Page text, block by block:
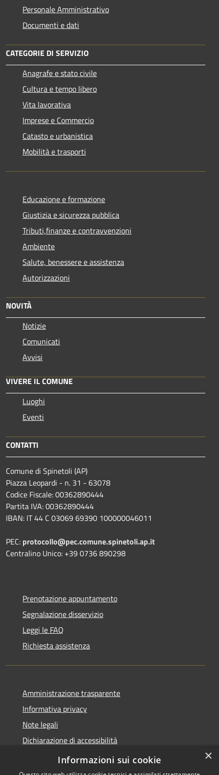
Personale Amministrativo
Documenti e dati
CATEGORIE DI SERVIZIO
Anagrafe e stato civile
Cultura e tempo libero
Vita lavorativa
Imprese e Commercio
Catasto e urbanistica
Mobilità e trasporti
Educazione e formazione
Giustizia e sicurezza pubblica
Tributi,finanze e contravvenzioni
Ambiente
Salute, benessere e assistenza
Autorizzazioni
NOVITÀ
Notizie
Comunicati
Avvisi
VIVERE IL COMUNE
Luoghi
Eventi
CONTATTI
Comune di Spinetoli (AP)
Piazza Leopardi - n. 31 - 63078
Codice Fiscale: 00362890444
Partita IVA: 00362890444
IBAN: IT 44 C 03069 69390 100000046011
PEC: protocollo@pec.comune.spinetoli.ap.it
Centralino Unico: +39 0736 890298
Prenotazione appuntamento
Segnalazione disservizio
Leggi le FAQ
Richiesta assistenza
Amministrazione trasparente
Informativa privacy
Note legali
Dichiarazione di accessibilità
Meccanismo di Feedback
×
Informazioni sui cookie